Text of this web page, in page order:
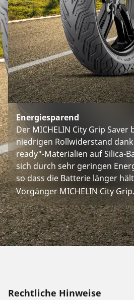
Energiesparend
Der MICHELIN City Grip
niedrigen Rollwiderstand
ready"-Materialien auf Silica-
sich durch sehr geringen
so dass die Batterie länger
Vorgänger MICHELIN City Grip.
Rechtliche Hinweise